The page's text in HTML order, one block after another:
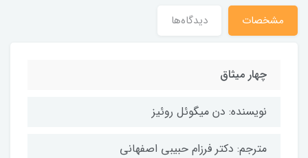
مشخصات دیدگاه‌ها
چهار میثاق
نویسنده: دن میگوئل روئیز
مترجم: دکتر فرزام حبیبی اصفهانی